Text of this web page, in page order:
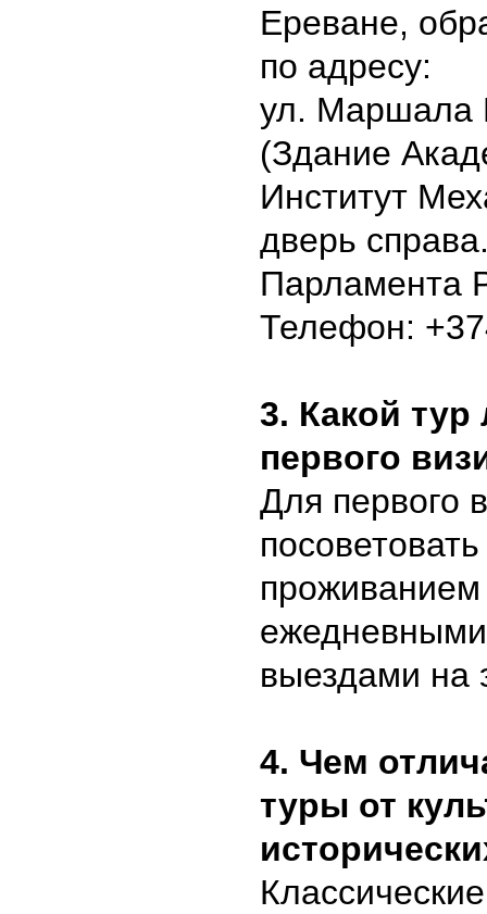
Ереване,
по адресу:
ул. Маршала
(Здание
Институт
дверь
Парламента
Телефон:
3. Какой
первого
Для первого
выездами на
4. Чем
туры от